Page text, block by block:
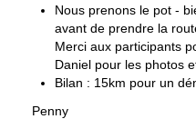
Nous prenons le pot -
avant de prendre la
Merci aux participants
Daniel pour les photos
Bilan : 15km pour un
Penny